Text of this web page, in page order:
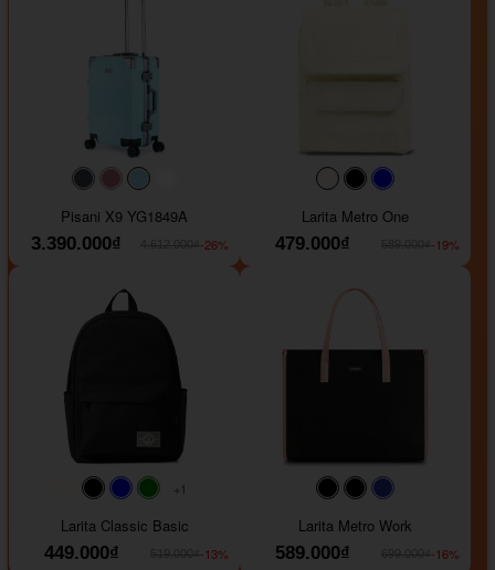
#40454a#b76e79
Pisani X9 YG1849A
3.390.000₫
-26%
#faf0e6#000000
Larita Metro One
479.000₫
-19%
#faf0e6#000000#0000FF
+1
Larita Classic Basic
449.000₫
-13%
#000000#000000
Larita Metro Work
589.000₫
-16%